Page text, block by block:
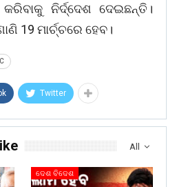
ନିର୍ଦ୍ଦେଶ ଦେଇଛନ୍ତି।
19 ମାର୍ଚ୍ଚରେ ହେବ।
Twitter
All
ଦେଶ ବିଦେଶ